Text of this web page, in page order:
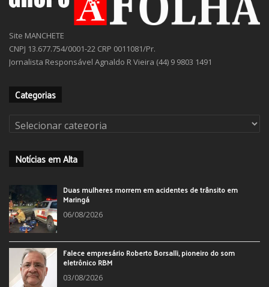
Site MANCHETE
CNPJ 13.677.754/0001-22 CRP 0011081/Pr.
Jornalista Responsável Agnaldo R Vieira (44) 9 9803 1491
Categorias
Categorias
Notícias em Alta
Duas mulheres morrem em acidentes de trânsito em
Maringá
06/08/2026
Falece empresário Roberto Borsalli, pioneiro do som
eletrônico RBM
03/08/2026